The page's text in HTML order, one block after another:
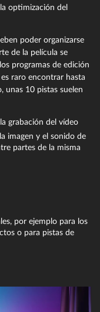
optimización del
poder organizarse
de la película se
programas de edición
raro encontrar hasta
unas 10 pistas suelen
grabación del vídeo
imagen y el sonido de
partes de la misma
por ejemplo para los
o para pistas de